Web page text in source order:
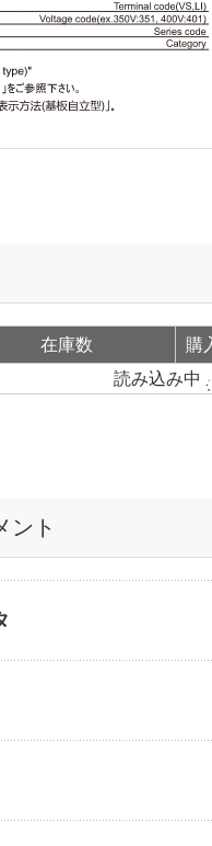
在庫数
購
読み込み中
ント